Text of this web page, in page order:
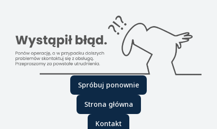
Spróbuj ponownie
Strona główna
Kontakt